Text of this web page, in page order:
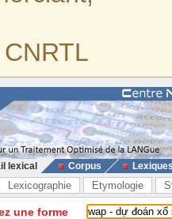
lexical Corpus
Lexicographie Etymologie
une forme